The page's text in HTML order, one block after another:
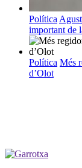
Política
important de
Política Més
d’Olot